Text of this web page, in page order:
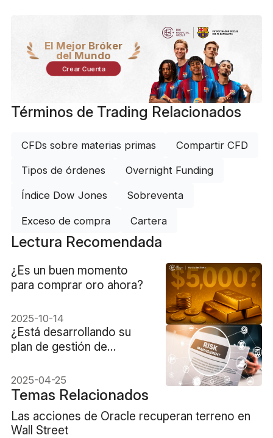
El Mejor Bróker
del Mundo
Crear Cuenta
Términos de Trading Relacionados
CFDs sobre materias primas Compartir CFD
Tipos de órdenes Overnight Funding
Índice Dow Jones Sobreventa
Exceso de compra Cartera
Lectura Recomendada
¿Es un buen momento
para comprar oro ahora?
2025-10-14
¿Está desarrollando su
plan de gestión de
2025-04-25
Temas Relacionados
Las acciones de Oracle recuperan terreno en
Wall Street